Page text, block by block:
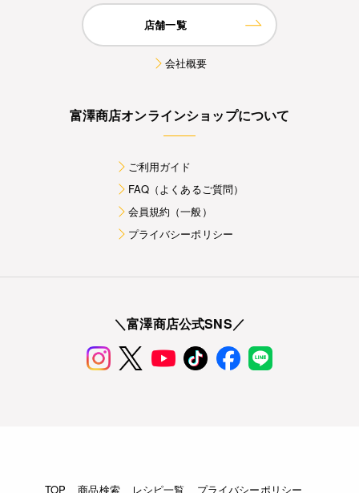
店舗一覧
会社概要
富澤商店オンラインショップについて
ご利用ガイド
FAQ（よくあるご質問）
会員規約（一般）
プライバシーポリシー
＼富澤商店公式SNS／
TOP 商品検索 レシピ一覧 プライバシーポリシー